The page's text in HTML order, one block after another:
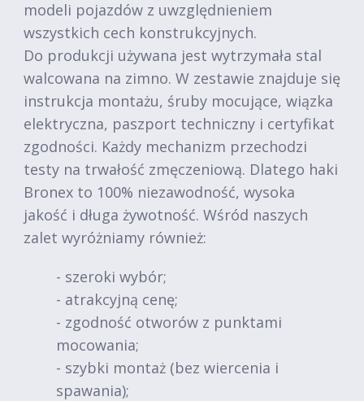
modeli pojazdów z uwzględnieniem
wszystkich cech konstrukcyjnych.
Do produkcji używana jest wytrzymała stal
walcowana na zimno. W zestawie znajduje się
instrukcja montażu, śruby mocujące, wiązka
elektryczna, paszport techniczny i certyfikat
zgodności. Każdy mechanizm przechodzi
testy na trwałość zmęczeniową. Dlatego haki
Bronex to 100% niezawodność, wysoka
jakość i długa żywotność. Wśród naszych
zalet wyróżniamy również:
- szeroki wybór;
- atrakcyjną cenę;
- zgodność otworów z punktami
mocowania;
- szybki montaż (bez wiercenia i
spawania);